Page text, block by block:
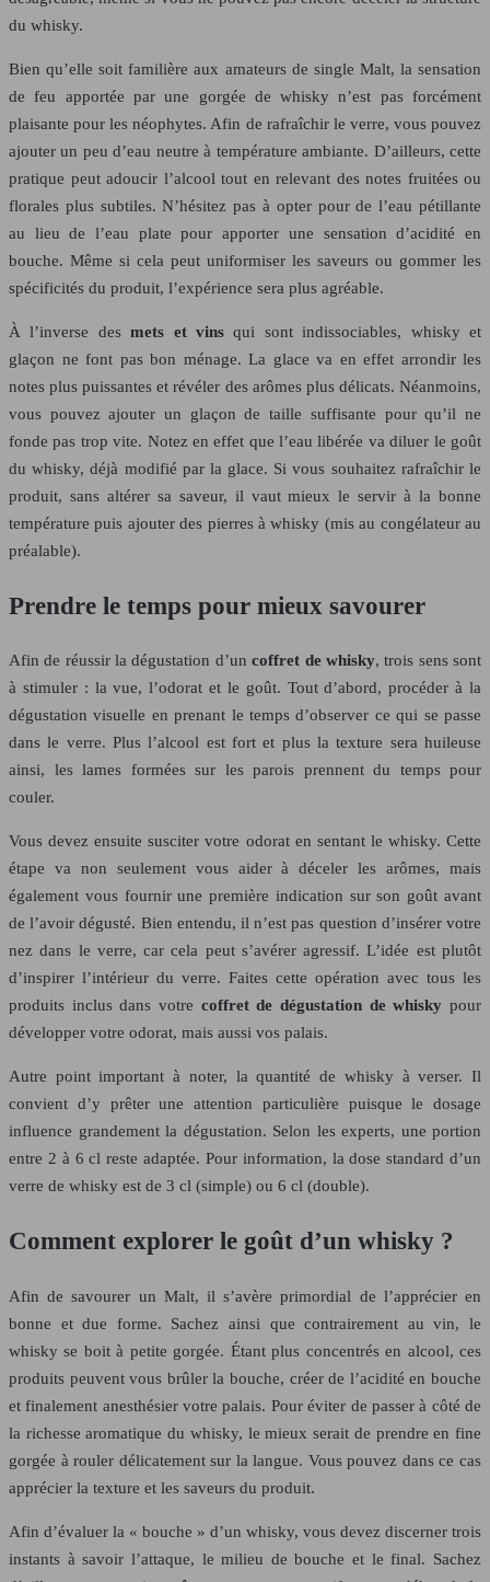
du whisky.
Bien qu’elle soit familière aux amateurs de single Malt, la sensation
de feu apportée par une gorgée de whisky n’est pas forcément
plaisante pour les néophytes. Afin de rafraîchir le verre, vous pouvez
ajouter un peu d’eau neutre à température ambiante. D’ailleurs, cette
pratique peut adoucir l’alcool tout en relevant des notes fruitées ou
florales plus subtiles. N’hésitez pas à opter pour de l’eau pétillante
au lieu de l’eau plate pour apporter une sensation d’acidité en
bouche. Même si cela peut uniformiser les saveurs ou gommer les
spécificités du produit, l’expérience sera plus agréable.
À l’inverse desmets et vinsqui sont indissociables, whisky et
glaçon ne font pas bon ménage. La glace va en effet arrondir les
notes plus puissantes et révéler des arômes plus délicats. Néanmoins,
vous pouvez ajouter un glaçon de taille suffisante pour qu’il ne
fonde pas trop vite. Notez en effet que l’eau libérée va diluer le goût
du whisky, déjà modifié par la glace. Si vous souhaitez rafraîchir le
produit, sans altérer sa saveur, il vaut mieux le servir à la bonne
température puis ajouter des pierres à whisky (mis au congélateur au
préalable).
Prendre le temps pour mieux savourer
Afin de réussir la dégustation d’uncoffret de whisky, trois sens sont
à stimuler : la vue, l’odorat et le goût. Tout d’abord, procéder à la
dégustation visuelle en prenant le temps d’observer ce qui se passe
dans le verre. Plus l’alcool est fort et plus la texture sera huileuse
ainsi, les lames formées sur les parois prennent du temps pour
couler.
Vous devez ensuite susciter votre odorat en sentant le whisky. Cette
étape va non seulement vous aider à déceler les arômes, mais
également vous fournir une première indication sur son goût avant
de l’avoir dégusté. Bien entendu, il n’est pas question d’insérer votre
nez dans le verre, car cela peut s’avérer agressif. L’idée est plutôt
d’inspirer l’intérieur du verre. Faites cette opération avec tous les
produits inclus dans votre coffret de dégustation de whiskypour
développer votre odorat, mais aussi vos palais.
Autre point important à noter, la quantité de whisky à verser. Il
convient d’y prêter une attention particulière puisque le dosage
influence grandement la dégustation. Selon les experts, une portion
entre 2 à 6 cl reste adaptée. Pour information, la dose standard d’un
verre de whisky est de 3 cl (simple) ou 6 cl (double).
Comment explorer le goût d’un whisky ?
Afin de savourer un Malt, il s’avère primordial de l’apprécier en
bonne et due forme. Sachez ainsi que contrairement au vin, le
whisky se boit à petite gorgée. Étant plus concentrés en alcool, ces
produits peuvent vous brûler la bouche, créer de l’acidité en bouche
et finalement anesthésier votre palais. Pour éviter de passer à côté de
la richesse aromatique du whisky, le mieux serait de prendre en fine
gorgée à rouler délicatement sur la langue. Vous pouvez dans ce cas
apprécier la texture et les saveurs du produit.
Afin d’évaluer la « bouche » d’un whisky, vous devez discerner trois
instants à savoir l’attaque, le milieu de bouche et le final. Sachez